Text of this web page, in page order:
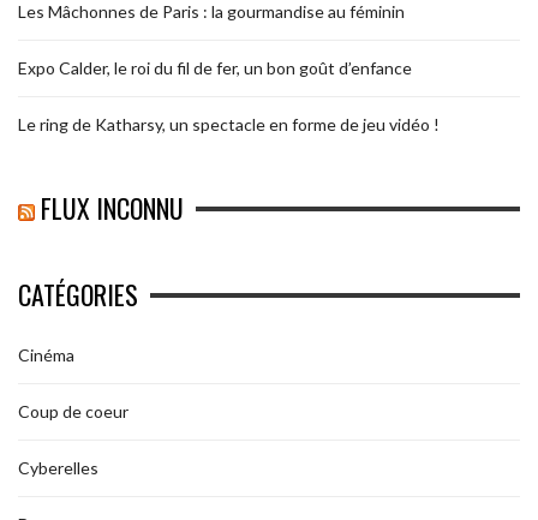
Les Mâchonnes de Paris : la gourmandise au féminin
Expo Calder, le roi du fil de fer, un bon goût d’enfance
Le ring de Katharsy, un spectacle en forme de jeu vidéo !
FLUX INCONNU
CATÉGORIES
Cinéma
Coup de coeur
Cyberelles